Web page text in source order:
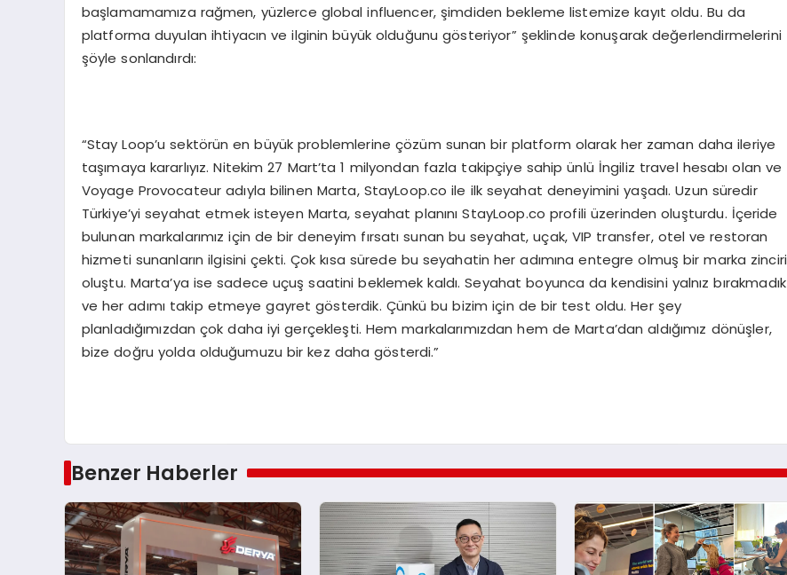
başlamamamıza rağmen, yüzlerce global influencer, şimdiden bekleme listemize kayıt oldu. Bu da
platforma duyulan ihtiyacın ve ilginin büyük olduğunu gösteriyor” şeklinde konuşarak değerlendirmelerini
şöyle sonlandırdı:
“Stay Loop’u sektörün en büyük problemlerine çözüm sunan bir platform olarak her zaman daha ileriye
taşımaya kararlıyız. Nitekim 27 Mart’ta 1 milyondan fazla takipçiye sahip ünlü İngiliz travel hesabı olan ve
Voyage Provocateur adıyla bilinen Marta, StayLoop.co ile ilk seyahat deneyimini yaşadı. Uzun süredir
Türkiye’yi seyahat etmek isteyen Marta, seyahat planını StayLoop.co profili üzerinden oluşturdu. İçeride
bulunan markalarımız için de bir deneyim fırsatı sunan bu seyahat, uçak, VIP transfer, otel ve restoran
hizmeti sunanların ilgisini çekti. Çok kısa sürede bu seyahatin her adımına entegre olmuş bir marka zinciri
oluştu. Marta’ya ise sadece uçuş saatini beklemek kaldı. Seyahat boyunca da kendisini yalnız bırakmadık
ve her adımı takip etmeye gayret gösterdik. Çünkü bu bizim için de bir test oldu. Her şey
planladığımızdan çok daha iyi gerçekleşti. Hem markalarımızdan hem de Marta’dan aldığımız dönüşler,
bize doğru yolda olduğumuzu bir kez daha gösterdi.”
Benzer Haberler